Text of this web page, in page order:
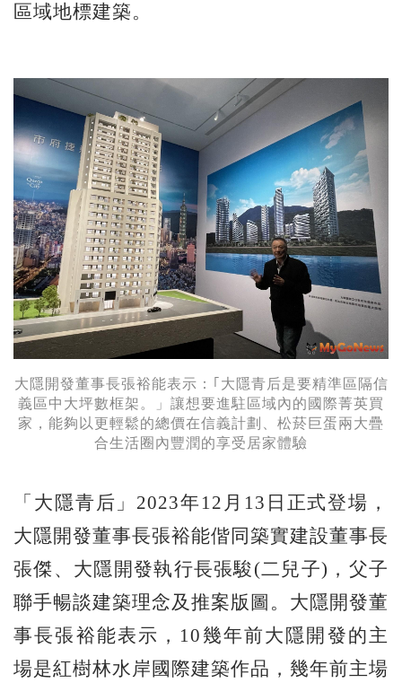
區域地標建築。
大隱開發董事長張裕能表示：｢大隱青后是要精準區隔信
義區中大坪數框架。」讓想要進駐區域內的國際菁英買
家，能夠以更輕鬆的總價在信義計劃、松菸巨蛋兩大疊
合生活圈內豐潤的享受居家體驗
「大隱青后」2023年12月13日正式登場，
大隱開發董事長張裕能偕同築實建設董事長
張傑、大隱開發執行長張駿(二兒子)，父子
聯手暢談建築理念及推案版圖。大隱開發董
事長張裕能表示，10幾年前大隱開發的主
場是紅樹林水岸國際建築作品，幾年前主場